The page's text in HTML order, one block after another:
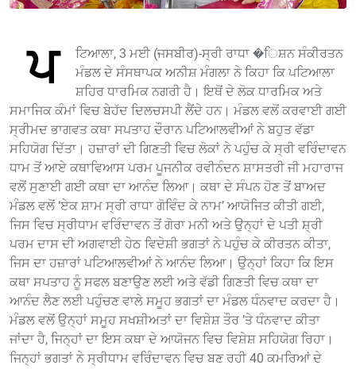
ਪ
ਟਿਆਲਾ, 3 ਮਈ (ਜਸਬੀਰ)-ਸ੍ਰੀ ਰਾਧਾ �ਿਸ਼ਨ ਸੰਕੀਰਤਨ
ਮੰਡਲ ਦੇ ਸੰਸਥਾਪਕ ਅਨੀਸ਼ ਮੰਗਲਾ ਨੇ ਕਿਹਾ ਕਿ ਪਟਿਆਲਾ
ਸ਼ਹਿਰ ਧਾਰਮਿਕ ਨਗਰੀ ਹੈ। ਇਥੋਂ ਦੇ ਲੋਕ ਧਾਰਮਿਕ ਅਤੇ
ਸਮਾਜਿਕ ਕੰਮਾਂ ਵਿਚ ਬੇਹੱਦ ਦਿਲਚਸਪੀ ਲੈਂਦੇ ਹਨ। ਮੰਡਲ ਵਲੋਂ ਕਰਵਾਈ ਗਈ
ਸ੍ਰੀਮਦ ਭਾਗਵਤ ਕਥਾ ਸਪਤਾਹ ਦੌਰਾਨ ਪਟਿਆਲਵੀਆਂ ਨੇ ਬਹੁਤ ਵੱਡਾ
ਸਹਿਯੋਗ ਦਿੱਤਾ। ਹਜ਼ਾਰਾਂ ਦੀ ਗਿਣਤੀ ਵਿਚ ਲੋਕਾਂ ਨੇ ਪਹੁੰਚ ਕੇ ਸ੍ਰੀ ਵਰਿੰਦਾਵਨ
ਧਾਮ ਤੋਂ ਆਏ ਕਥਾਵਿਆਸ ਪਰਮ ਪੂਜਨੀਕ ਰਵੀਨੰਦਨ ਸ਼ਾਸਤਰੀ ਜੀ ਮਹਾਰਾਜ
ਵਲੋਂ ਸੁਣਾਈ ਗਈ ਕਥਾ ਦਾ ਆਨੰਦ ਲਿਆ। ਕਥਾ ਦੇ ਸੰਪਨ ਹੋਣ ਤੋਂ ਬਾਅਦ
ਮੰਡਲ ਵਲੋਂ ‘ਏਕ ਸ਼ਾਮ ਸ੍ਰੀ ਰਾਧਾ ਗੋਵਿੰਦ ਕੇ ਨਾਮ’ ਆਯੋਜਿਤ ਕੀਤੀ ਗਈ,
ਜਿਸ ਵਿਚ ਸ੍ਰੀਧਾਮ ਵਰਿੰਦਾਵਨ ਤੋਂ ਗੋਰਾ ਮਨੀ ਅਤੇ ਉਨ੍ਹਾਂ ਦੇ ਪਤੀ ਸ਼੍ਰੀ
ਪਰਮ ਦਾਸ ਦੀ ਅਗਵਾਈ ਹੇਠ ਵਿਦੇਸ਼ੀ ਭਗਤਾਂ ਨੇ ਪਹੁੰਚ ਕੇ ਕੀਰਤਨ ਕੀਤਾ,
ਜਿਸ ਦਾ ਹਜ਼ਾਰਾਂ ਪਟਿਆਲਵੀਆਂ ਨੇ ਆਨੰਦ ਲਿਆ। ਉਨ੍ਹਾਂ ਕਿਹਾ ਕਿ ਇਸ
ਕਥਾ ਸਪਤਾਹ ਨੂੰ ਸਫਲ ਬਣਾਉਣ ਲਈ ਅਤੇ ਵੱਡੀ ਗਿਣਤੀ ਵਿਚ ਕਥਾ ਦਾ
ਆਨੰਦ ਲੈਣ ਲਈ ਪਹੁੰਚਣ ਵਾਲੇ ਸਮੂਹ ਭਗਤਾਂ ਦਾ ਮੰਡਲ ਧੰਨਵਾਦ ਕਰਦਾ ਹੈ।
ਮੰਡਲ ਵਲੋਂ ਉਨ੍ਹਾਂ ਸਮੂਹ ਸਖਸ਼ੀਅਤਾਂ ਦਾ ਵਿਸ਼ੇਸ਼ ਤੌਰ ’ਤੇ ਧੰਨਵਾਦ ਕੀਤਾ
ਜਾਂਦਾ ਹੈ, ਜਿਨ੍ਹਾਂ ਦਾ ਇਸ ਕਥਾ ਦੇ ਆਯੋਜਨ ਵਿਚ ਵਿਸ਼ੇਸ਼ ਸਹਿਯੋਗ ਰਿਹਾ।
ਜਿਨ੍ਹਾਂ ਭਗਤਾਂ ਨੇ ਸ੍ਰੀਧਾਮ ਵਰਿੰਦਾਵਨ ਵਿਚ ਬਣ ਰਹੀ 40 ਕਮਰਿਆਂ ਦੇ